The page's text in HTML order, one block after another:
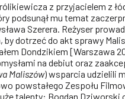
z przyjacielem z
podsunął mu temat
Szerera. Reżyser
dotrzeć do akt sprawy
Dondzikiem [Warszawa
na debiut oraz
Maliszów) wsparcia udzielili
powstałego Zespołu
talenty: Bogdan Dziworski